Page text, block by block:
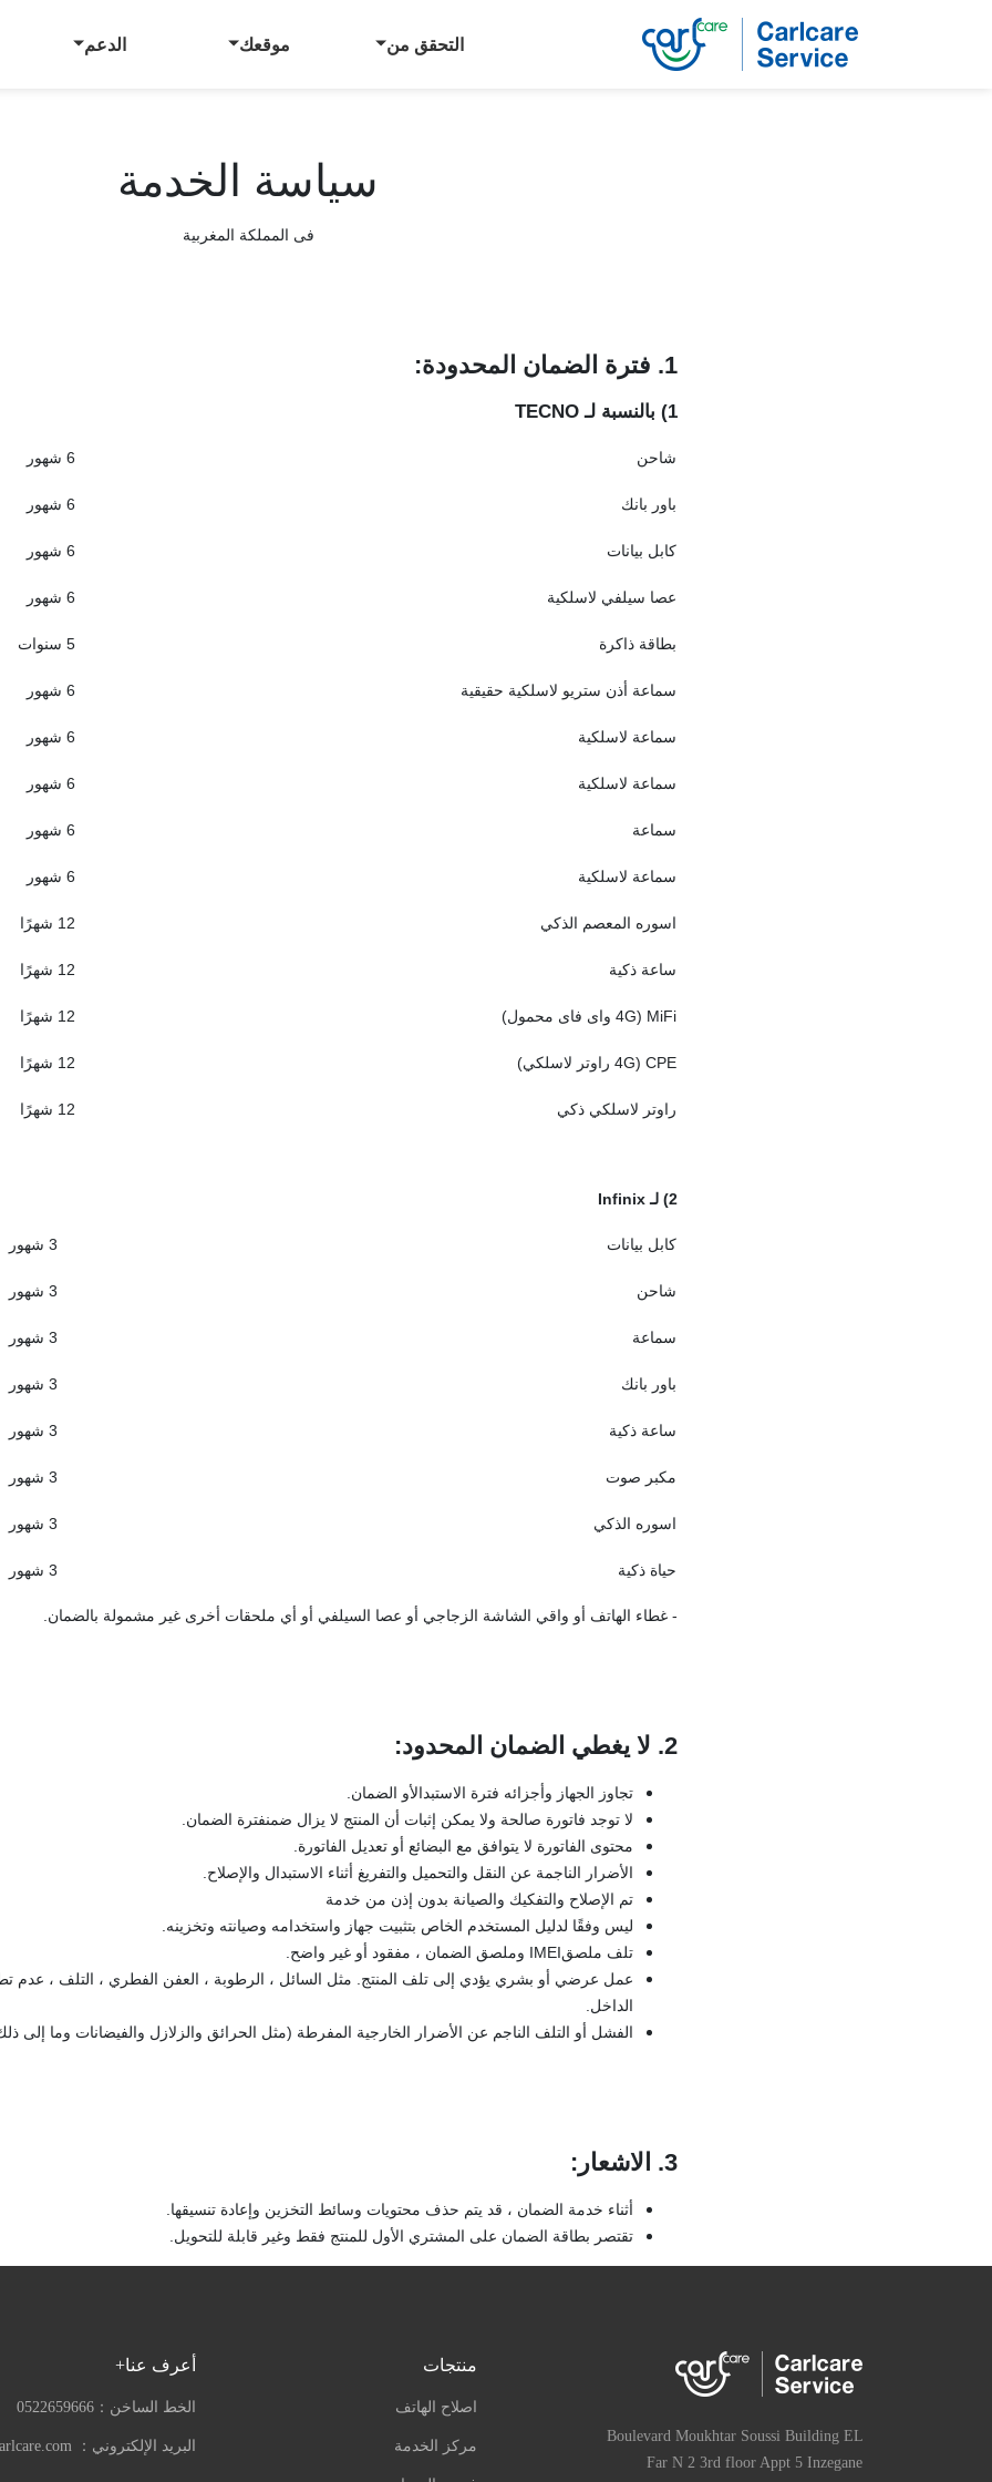
التحقق من موقعك الدعم
سياسة الخدمة
فى المملكة المغربية
1. فترة الضمان المحدودة :
1) بالنسبة لـTECNO
شاحن 6 شهور
باور بانك 6 شهور
كابل بيانات 6 شهور
عصا سيلفي لاسلكية 6 شهور
بطاقة ذاكرة 5 سنوات
سماعة أذن ستريو لاسلكية حقيقية 6 شهور
سماعة لاسلكية 6 شهور
سماعة لاسلكية 6 شهور
سماعة 6 شهور
سماعة لاسلكية 6 شهور
اسوره المعصم الذكي 12 شهرًا
ساعة ذكية 12 شهرًا
MiFi (4G واى فاى محمول) 12 شهرًا
CPE (4G راوتر لاسلكي) 12 شهرًا
راوتر لاسلكي ذكي 12 شهرًا
2) لـInfinix
كابل بيانات 3 شهور
شاحن 3 شهور
سماعة 3 شهور
باور بانك 3 شهور
ساعة ذكية 3 شهور
مكبر صوت 3 شهور
اسوره الذكي 3 شهور
حياة ذكية 3 شهور
- غطاء الهاتف أو واقي الشاشة الزجاجي أو عصا السيلفي أو أي ملحقات أخرى غير مشمولة بالضمان.
2. لا يغطي الضمان المحدود :
تجاوز الجهاز وأجزائه فترة الاستبدالأو الضمان.
لا توجد فاتورة صالحة ولا يمكن إثبات أن المنتج لا يزال ضمنفترة الضمان.
محتوى الفاتورة لا يتوافق مع البضائع أو تعديل الفاتورة.
الأضرار الناجمة عن النقل والتحميل والتفريغ أثناء الاستبدال والإصلاح.
تم الإصلاح والتفكيك والصيانة بدون إذن من خدمة
ليس وفقًا لدليل المستخدم الخاص بتثبيت جهاز واستخدامه وصيانته وتخزينه.
تلف ملصقIMEI وملصق الضمان ، مفقود أو غير واضح.
عمل عرضي أو بشري يؤدي إلى تلف المنتج. مثل السائل ، الرطوبة ، العفن الفطري ، التلف ، عدم
الداخل.
الفشل أو التلف الناجم عن الأضرار الخارجية المفرطة (مثل الحرائق والزلازل والفيضانات وما إلى
3. الاشعار :
أثناء خدمة الضمان ، قد يتم حذف محتويات وسائط التخزين وإعادة تنسيقها.
تقتصر بطاقة الضمان على المشتري الأول للمنتج فقط وغير قابلة للتحويل.
Boulevard Moukhtar Soussi Building EL
Far N 2 3rd floor Appt 5 Inzegane
منتجات
اصلاح الهاتف
مركز الخدمة
أعرف عنا+
الخط الساخن： 0522659666
البريد الإلكتروني：